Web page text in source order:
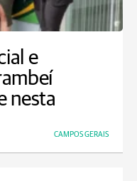
e
nesta
CAMPOS GERAIS